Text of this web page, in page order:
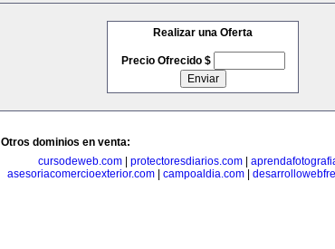
Realizar una Oferta
Precio Ofrecido $
Otros dominios en venta:
cursodeweb.com
protectoresdiarios.com
asesoriacomercioexterior.com
campoaldia.com